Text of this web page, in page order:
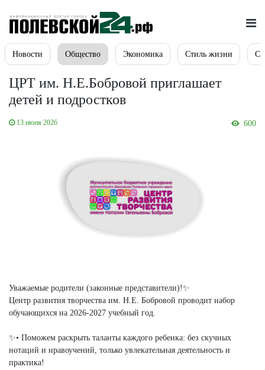
Новости Общество Экономика Стиль жизни
ЦРТ им. Н.Е.Бобровой приглашает
детей и подростков
13 июня 2026 600
Уважаемые родители (законные представители)!✨
Центр развития творчества им. Н.Е. Бобровой проводит набор
обучающихся на 2026-2027 учебный год.
✨• Поможем раскрыть таланты каждого ребенка: без скучных
нотаций и нравоучений, только увлекательная деятельность и
практика!